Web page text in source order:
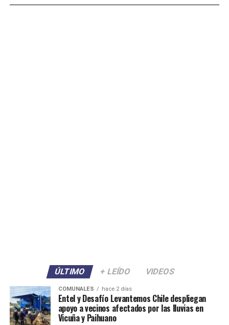
ÚLTIMO + LEÍDO VIDEOS
COMUNALES hace 2 días
Entel y Desafío Levantemos Chile despliegan
apoyo a vecinos afectados por las lluvias en
Vicuña y Paihuano